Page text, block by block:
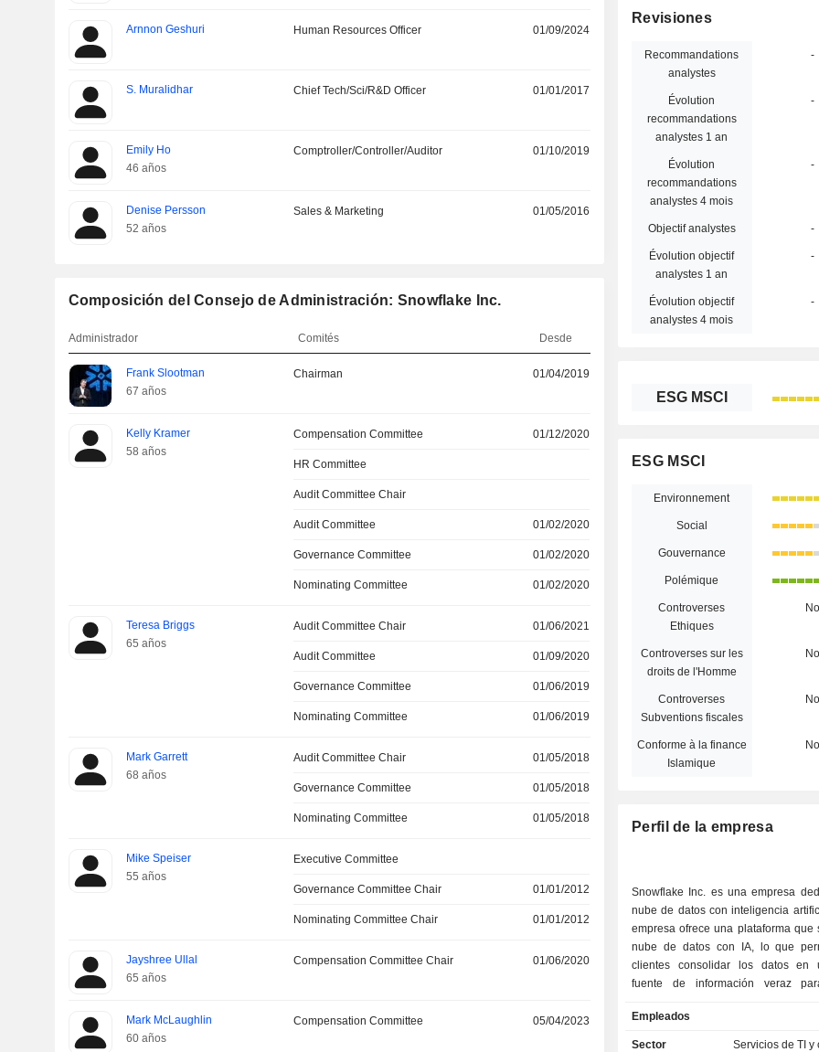
Arnnon Geshuri Human Resources Officer 01/09/2024
S. Muralidhar Chief Tech/Sci/R&D Officer 01/01/2017
Emily Ho
46 años
Comptroller/Controller/Auditor 01/10/2019
Denise Persson
52 años
Sales & Marketing 01/05/2016
Composición del Consejo de Administración: Snowflake Inc.
Administrador Comités Desde
Frank Slootman
67 años
Chairman 01/04/2019
Kelly Kramer
58 años
Compensation Committee 01/12/2020
HR Committee
Audit Committee Chair
Audit Committee 01/02/2020
Governance Committee 01/02/2020
Nominating Committee 01/02/2020
Teresa Briggs
65 años
Audit Committee Chair 01/06/2021
Audit Committee 01/09/2020
Governance Committee 01/06/2019
Nominating Committee 01/06/2019
Mark Garrett
68 años
Audit Committee Chair 01/05/2018
Governance Committee 01/05/2018
Nominating Committee 01/05/2018
Mike Speiser
55 años
Executive Committee
Governance Committee Chair 01/01/2012
Nominating Committee Chair 01/01/2012
Jayshree Ullal
65 años
Compensation Committee Chair 01/06/2020
Mark McLaughlin
60 años
Compensation Committee 05/04/2023
Revisiones
Recommandations
analystes
-
Évolution
recommandations
analystes 1 an
-
Évolution
recommandations
analystes 4 mois
-
Objectif analystes -
Évolution objectif
analystes 1 an
-
Évolution objectif
analystes 4 mois
-
ESG MSCI
ESG MSCI
Environnement
Social
Gouvernance
Polémique
Controverses
Ethiques
No
Controverses sur les
droits de l'Homme
No
Controverses
Subventions fiscales
No
Conforme à la finance
Islamique
No
Perfil de la empresa
Snowflake Inc. es una empresa
nube de datos con inteligencia
empresa ofrece una plataforma que
nube de datos con IA, lo que
clientes consolidar los datos en
fuente de información veraz
problemas empresariales, crear
datos y compartir datos y productos
Empleados
Sector Servicios de TI y